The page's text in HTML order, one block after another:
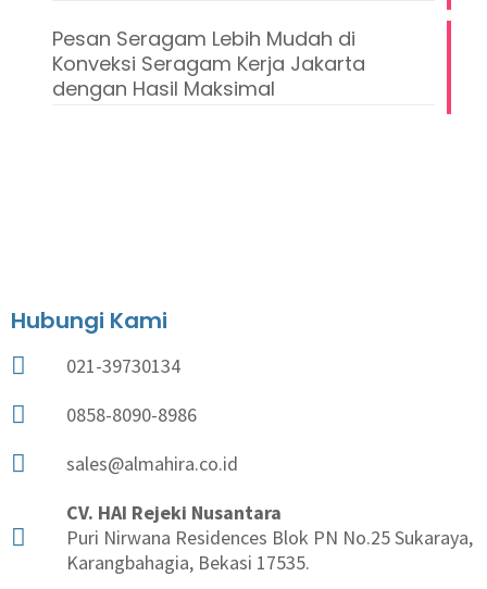
Pesan Seragam Lebih Mudah di
Konveksi Seragam Kerja Jakarta
dengan Hasil Maksimal
Hubungi Kami
021-39730134
0858-8090-8986
sales@almahira.co.id
CV. HAI Rejeki Nusantara
Puri Nirwana Residences Blok PN No.25 Sukaraya,
Karangbahagia, Bekasi 17535.